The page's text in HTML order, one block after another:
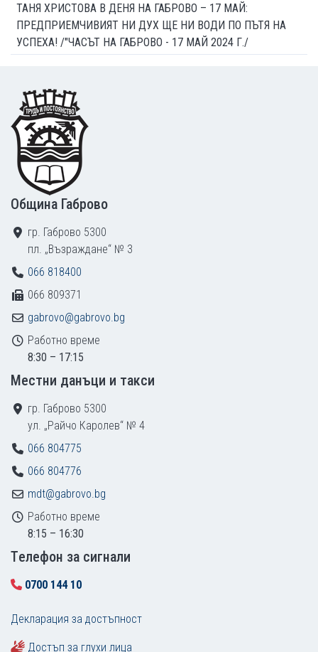
ТАНЯ ХРИСТОВА В ДЕНЯ НА ГАБРОВО – 17 МАЙ:
ПРЕДПРИЕМЧИВИЯТ НИ ДУХ ЩЕ НИ ВОДИ ПО ПЪТЯ НА
УСПЕХА! /"ЧАСЪТ НА ГАБРОВО - 17 МАЙ 2024 Г./
Footer
Община Габрово
гр. Габрово 5300
пл. „Възраждане“ № 3
066 818400
066 809371
gabrovo@gabrovo.bg
Работно време
8:30 – 17:15
Местни данъци и такси
гр. Габрово 5300
ул. „Райчо Каролев“ № 4
066 804775
066 804776
mdt@gabrovo.bg
Работно време
8:15 – 16:30
Tелефон за сигнали
0700 144 10
Декларация за достъпност
Достъп за глухи лица